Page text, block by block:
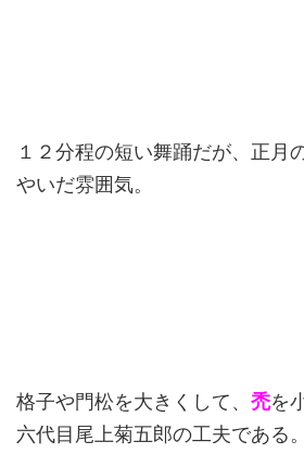
１２分程の短い舞踊だが、正月
やいだ雰囲気。
格子や門松を大きくして、 禿を
六代目尾上菊五郎の工夫である。